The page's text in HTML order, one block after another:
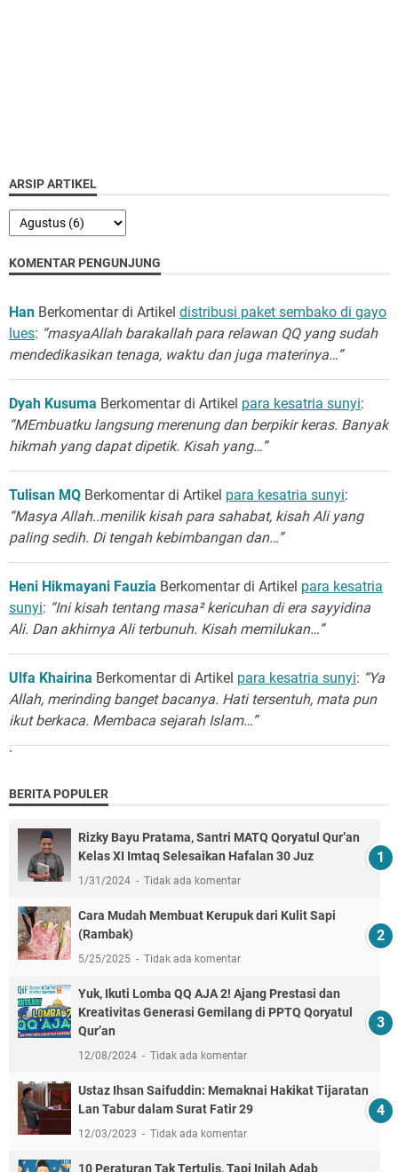
ARSIP ARTIKEL
KOMENTAR PENGUNJUNG
Han Berkomentar di Artikel distribusi paket sembako di gayo
lues: “masyaAllah barakallah para relawan QQ yang sudah
mendedikasikan tenaga, waktu dan juga materinya…”
Dyah Kusuma Berkomentar di Artikel para kesatria sunyi:
“MEmbuatku langsung merenung dan berpikir keras. Banyak
hikmah yang dapat dipetik. Kisah yang…”
Tulisan MQ Berkomentar di Artikel para kesatria sunyi:
“Masya Allah..menilik kisah para sahabat, kisah Ali yang
paling sedih. Di tengah kebimbangan dan…”
Heni Hikmayani Fauzia Berkomentar di Artikel para kesatria
sunyi: “Ini kisah tentang masa² kericuhan di era sayyidina
Ali. Dan akhirnya Ali terbunuh. Kisah memilukan…”
Ulfa Khairina Berkomentar di Artikel para kesatria sunyi: “Ya
Allah, merinding banget bacanya. Hati tersentuh, mata pun
ikut berkaca. Membaca sejarah Islam…”
`
BERITA POPULER
Rizky Bayu Pratama, Santri MATQ Qoryatul Qur’an
Kelas XI Imtaq Selesaikan Hafalan 30 Juz
1/31/2024 Tidak ada komentar
Cara Mudah Membuat Kerupuk dari Kulit Sapi
(Rambak)
5/25/2025 Tidak ada komentar
Yuk, Ikuti Lomba QQ AJA 2! Ajang Prestasi dan
Kreativitas Generasi Gemilang di PPTQ Qoryatul
Qur’an
12/08/2024 Tidak ada komentar
Ustaz Ihsan Saifuddin: Memaknai Hakikat Tijaratan
Lan Tabur dalam Surat Fatir 29
12/03/2023 Tidak ada komentar
10 Peraturan Tak Tertulis, Tapi Inilah Adab